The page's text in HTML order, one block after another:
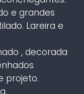
e grandes
Lareira e
, decorada
projeto.